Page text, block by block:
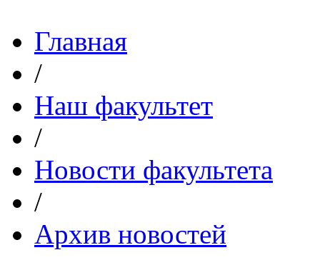
Главная
/
Наш факультет
/
Новости факультета
/
Архив новостей